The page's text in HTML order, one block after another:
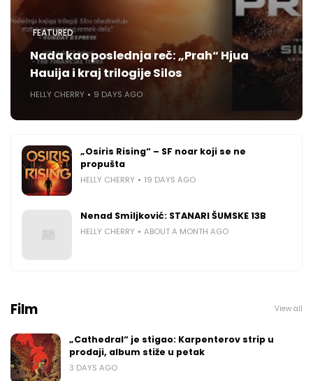
FEATURED
Nada kao poslednja reč: „Prah“ Hjua
Hauija i kraj trilogije Silos
HELLY CHERRY 9 DAYS AGO
„Osiris Rising“ – SF noar koji se ne
propušta
HELLY CHERRY 19 DAYS AGO
Nenad Smiljković: STANARI ŠUMSKE 13B
HELLY CHERRY ABOUT A MONTH AGO
Film View all
„Cathedral“ je stigao: Karpenterov strip u
prodaji, album stiže u petak
3 DAYS AGO